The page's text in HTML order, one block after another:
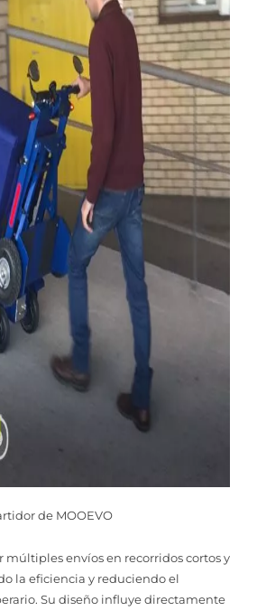
de MOOEVO
múltiples envíos en recorridos cortos y
la eficiencia y reduciendo el
Su diseño influye directamente